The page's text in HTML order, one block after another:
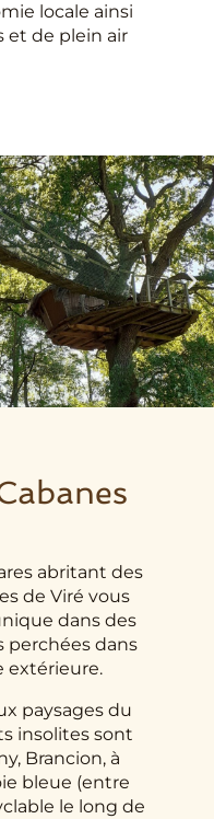
locale ainsi
et de plein air
abritant des
de Viré vous
dans des
perchées dans
extérieure.
paysages du
insolites sont
Brancion, à
bleue (entre
le long de